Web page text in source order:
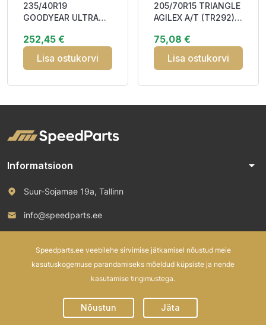
235/40R19
GOODYEAR ULTRA
FP Friction CEB72 3P
252,45 €
Lisa ostukorvi
205/70R15 TRIANGLE
AGILEX A/T (TR292)
75,08 €
Lisa ostukorvi
Informatsioon arrow_drop_down
Suur-Sojamae 19a, Tallinn
info@speedparts.ee
Speedparts.ee veebilehe sirvimise jätkamisel nõustud meie
kasutuskogemuse parandamiseks mõeldud küpsiste ja nende
kasutamise tingimustega.
Nõustun Jäta